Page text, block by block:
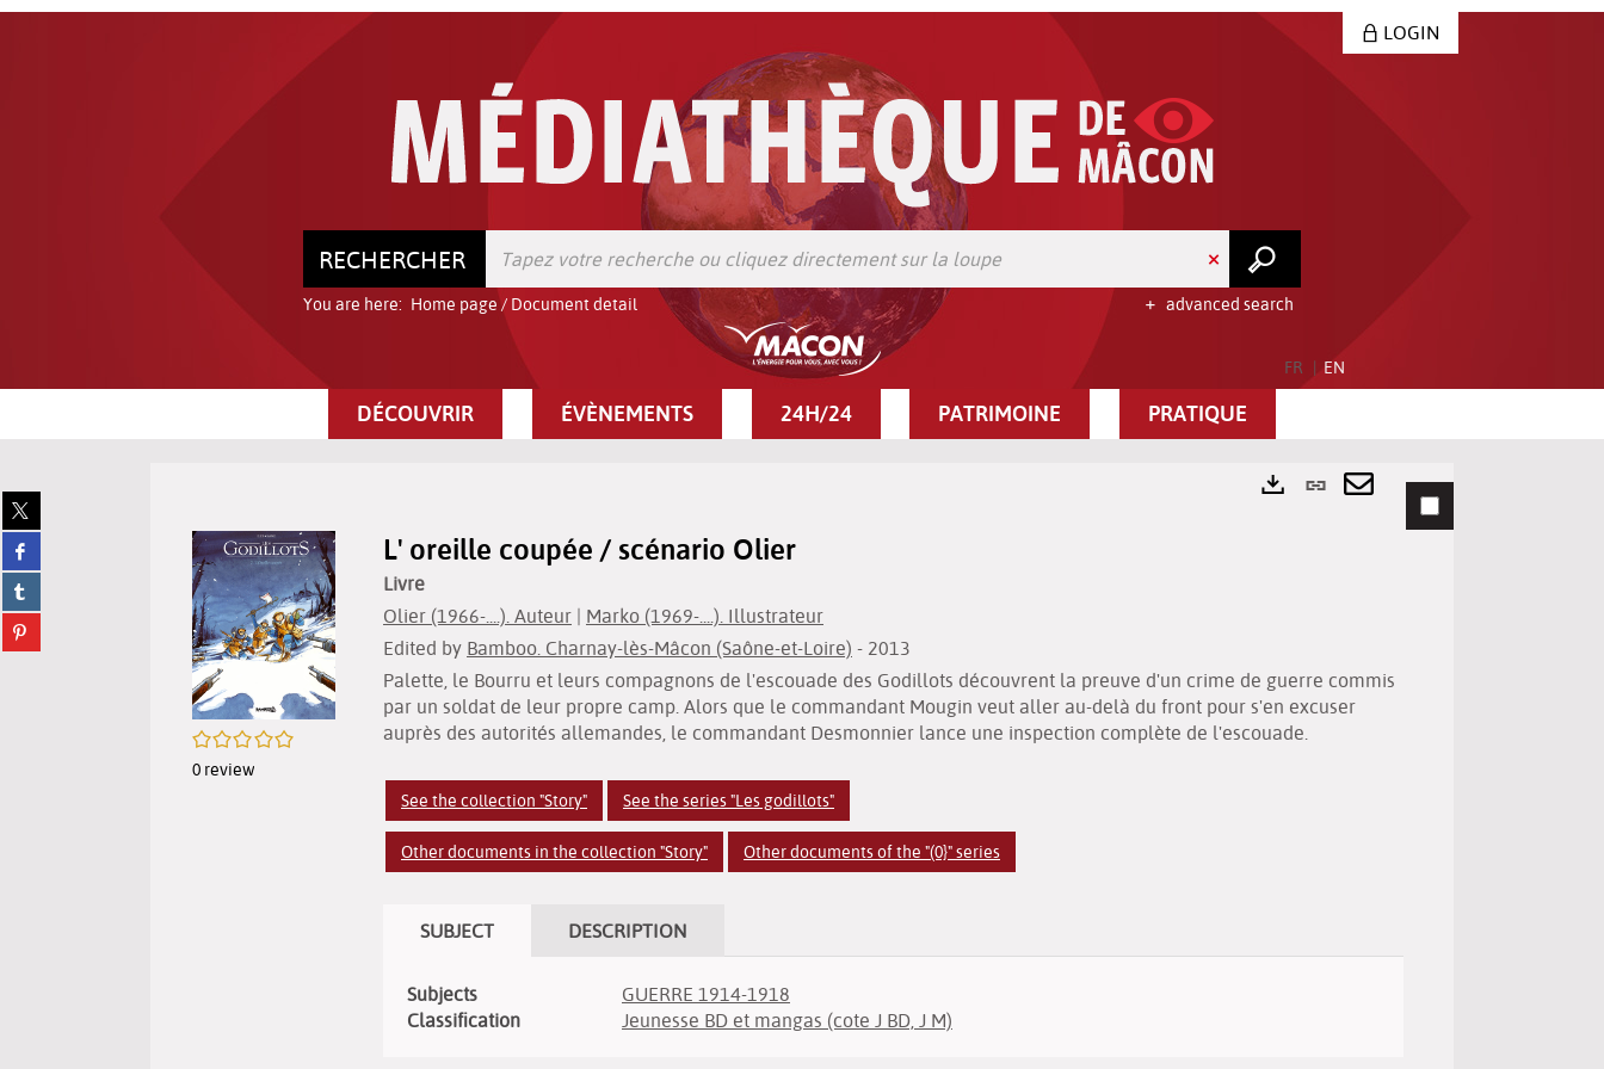
LOGIN
RECHERCHER
advanced search
You are here: Home page / Document detail
FR EN
DÉCOUVRIR ÉVÈNEMENTS 24H/24 PATRIMOINE PRATIQUE
Share
on
twitter
(New
window)
Share
on
facebook
(New
window)
Share
on
tumblr
(New
Share
on
Permanent
Send
/5
0 review
L' oreille coupée / scénario Olier
Livre
Olier (1966-....). Auteur | Marko (1969-....). Illustrateur
Edited by Bamboo. Charnay-lès-Mâcon (Saône-et-Loire) - 2013
Palette, le Bourru et leurs compagnons de l'escouade des Godillots découvrent la preuve d'un crime de guerre commis
par un soldat de leur propre camp. Alors que le commandant Mougin veut aller au-delà du front pour s'en excuser
auprès des autorités allemandes, le commandant Desmonnier lance une inspection complète de l'escouade.
See the collection "Story" See the series "Les godillots"
Other documents in the collection "Story" Other documents of the "(0}" series
SUBJECT DESCRIPTION
Subjects
GUERRE 1914-1918
Classification
Jeunesse BD et mangas (cote J BD, J M)